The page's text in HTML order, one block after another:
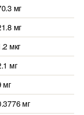
мг
мг
мкг
мг
мг
мг